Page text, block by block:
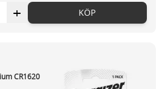
+ KÖP
CR1620